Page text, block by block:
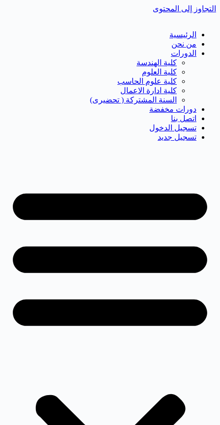
التجاوز إلى المحتوى
الرئيسية
من نحن
الدورات
كلية الهندسة
كلية العلوم
كلية علوم الحاسب
كلية ادارة الاعمال
السنة المشتركة ( تحضيرى)
دورات مخفضة
اتصل بنا
تسجيل الدخول
تسجيل جديد